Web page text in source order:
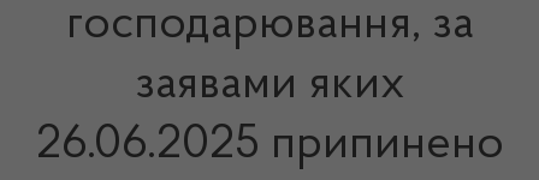
господарювання, за
заявами яких
26.06.2025 припинено